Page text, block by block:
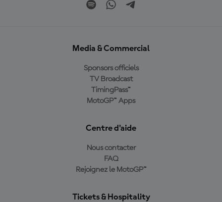
Media & Commercial
Sponsors officiels
TV Broadcast
TimingPass™
MotoGP™ Apps
Centre d'aide
Nous contacter
FAQ
Rejoignez le MotoGP™
Tickets & Hospitality